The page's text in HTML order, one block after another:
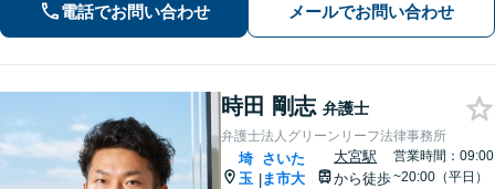
電話でお問い合わせ メールでお問い合わせ
時田 剛志 弁護士
弁護士法人グリーンリーフ法律事務所
埼
玉 |
さいた
ま市大
大宮駅
から徒歩
営業時間：09:00
~20:00（平日）